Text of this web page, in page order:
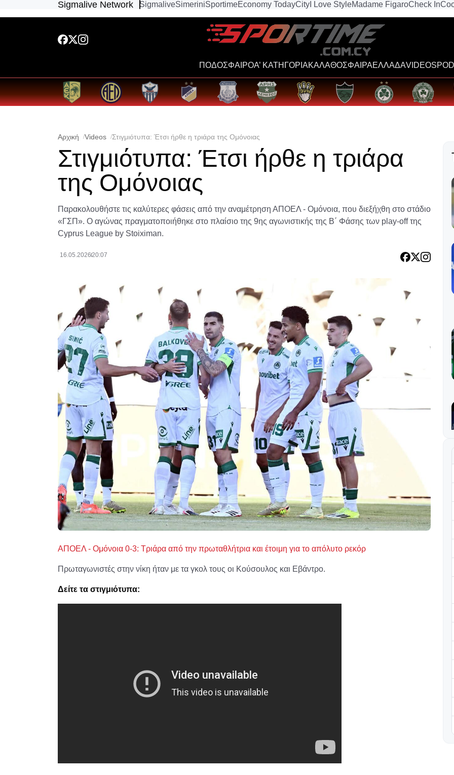
Sigmalive Network SigmaliveSimeriniSportimeEconomy TodayCity I Love StyleMadame FigaroCheck In
ΠΟΔΟΣΦΑΙΡΟΑ’ ΚΑΤΗΓΟΡΙΑΚΑΛΑΘΟΣΦΑΙΡΑΕΛΛΑΔΑVIDEOS
Αρχική Videos Στιγμιότυπα: Έτσι ήρθε η τριάρα της Ομόνοιας
Στιγμιότυπα: Έτσι ήρθε η τριάρα
της Ομόνοιας
Παρακολουθήστε τις καλύτερες φάσεις από την αναμέτρηση ΑΠΟΕΛ - Ομόνοια, που διεξήχθη στο στάδιο
«ΓΣΠ». Ο αγώνας πραγματοποιήθηκε στο πλαίσιο της 9ης αγωνιστικής της Β΄ Φάσης των play-off της
Cyprus League by Stoiximan.
16.05.202620:07
ΑΠΟΕΛ - Ομόνοια 0-3: Τριάρα από την πρωταθλήτρια και έτοιμη για το απόλυτο ρεκόρ
Πρωταγωνιστές στην νίκη ήταν με τα γκολ τους οι Κούσουλος και Εβάντρο.
Δείτε τα στιγμιότυπα: